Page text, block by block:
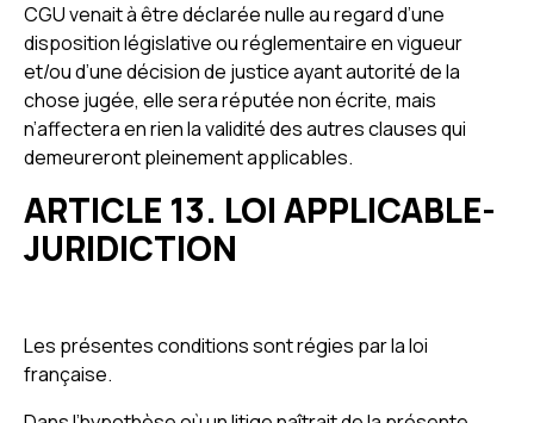
CGU venait à être déclarée nulle au regard d’une
disposition législative ou réglementaire en vigueur
et/ou d’une décision de justice ayant autorité de la
chose jugée, elle sera réputée non écrite, mais
n’affectera en rien la validité des autres clauses qui
demeureront pleinement applicables.
ARTICLE 13. LOI APPLICABLE-
JURIDICTION
Les présentes conditions sont régies par la loi
française.